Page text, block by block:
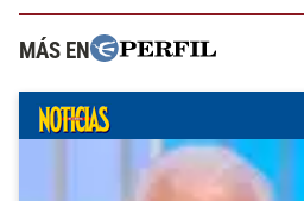
MÁS EN